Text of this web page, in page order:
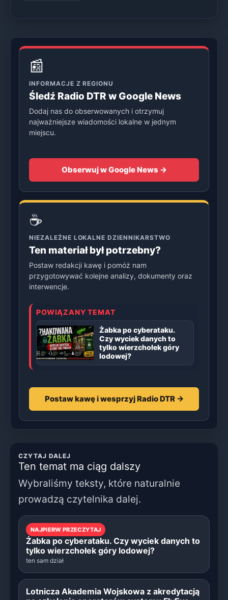
📰
INFORMACJE Z REGIONU
Śledź Radio DTR w Google News
Dodaj nas do obserwowanych i otrzymuj
najważniejsze wiadomości lokalne w jednym
miejscu.
Obserwuj w Google News →
☕
NIEZALEŻNE LOKALNE DZIENNIKARSTWO
Ten materiał był potrzebny?
Postaw redakcji kawę i pomóż nam
przygotowywać kolejne analizy, dokumenty oraz
interwencje.
POWIĄZANY TEMAT
Żabka po cyberataku.
Czy wyciek danych to
tylko wierzchołek góry
lodowej?
Postaw kawę i wesprzyj Radio DTR →
CZYTAJ DALEJ
Ten temat ma ciąg dalszy
Wybraliśmy teksty, które naturalnie
prowadzą czytelnika dalej.
NAJPIERW PRZECZYTAJ
Żabka po cyberataku. Czy wyciek danych to
tylko wierzchołek góry lodowej?
ten sam dział
Lotnicza Akademia Wojskowa z akredytacją